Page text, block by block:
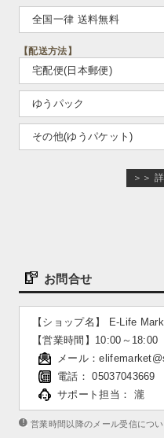
全国一律 送料無料
【配送方法】
宅配便(日本郵便)
ゆうパック
その他(ゆうパケット)
＞＞
お問合せ
【ショップ名】 E-Life
【営業時間】10:00～18:00
メール：
電話： 05037043669
サポート担当： 瀧
営業時間以降のメール受信につ